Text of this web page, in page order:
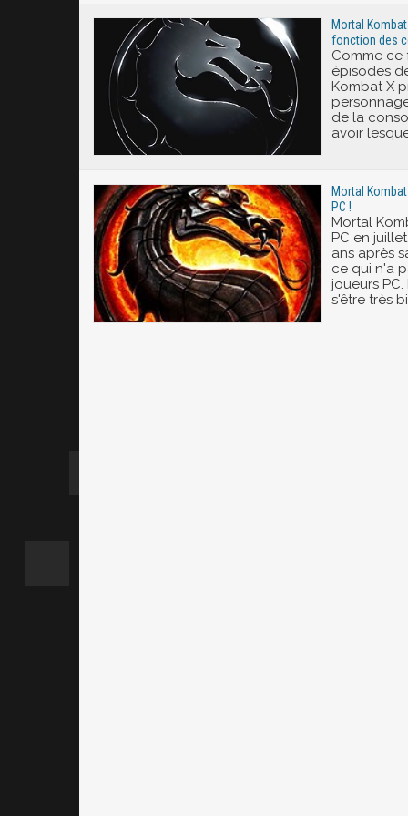
Mortal
fonction des
Comme ce
épisodes
Kombat X
de la
avoir
Mortal
PC !
Mortal
PC en
ans après
ce qui n'a
joueurs
s'être très